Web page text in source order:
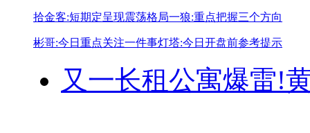
拾金客:短期定呈现震荡格局一狼:重点把握三个方向
彬哥:今日重点关注一件事灯塔:今日开盘前参考提示
又一长租公寓爆雷!